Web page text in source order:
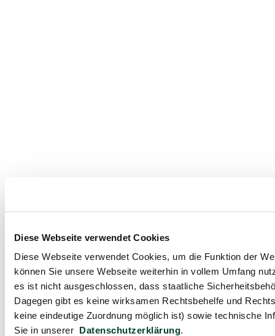
Diese Webseite verwendet Cookies
Diese Webseite verwendet Cookies, um die Funktion der
können Sie unsere Webseite weiterhin in vollem Umfang
es ist nicht ausgeschlossen, dass staatliche
Dagegen gibt es keine wirksamen Rechtsbehelfe und
keine eindeutige Zuordnung möglich ist) sowie technische
Sie in unserer Datenschutzerklärung.